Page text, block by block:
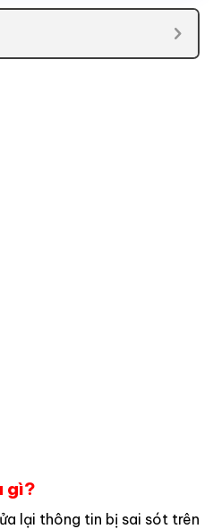
gì?
lại thông tin bị sai sót trên